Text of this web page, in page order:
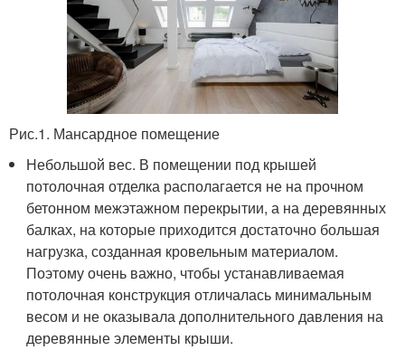
Рис.1. Мансардное помещение
Небольшой вес. В помещении под крышей
потолочная отделка располагается не на прочном
бетонном межэтажном перекрытии, а на деревянных
балках, на которые приходится достаточно большая
нагрузка, созданная кровельным материалом.
Поэтому очень важно, чтобы устанавливаемая
потолочная конструкция отличалась минимальным
весом и не оказывала дополнительного давления на
деревянные элементы крыши.